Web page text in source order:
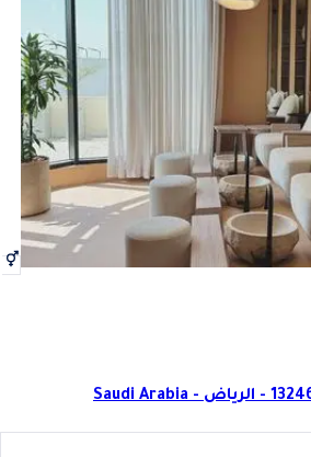
دقيقة في الرياض
للجسم 30 دقيقة في الرياض